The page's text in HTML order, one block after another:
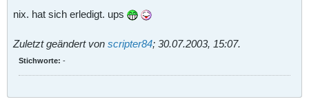
nix. hat sich erledigt. ups
Zuletzt geändert von scripter84; 30.07.2003, 15:07.
Stichworte: -